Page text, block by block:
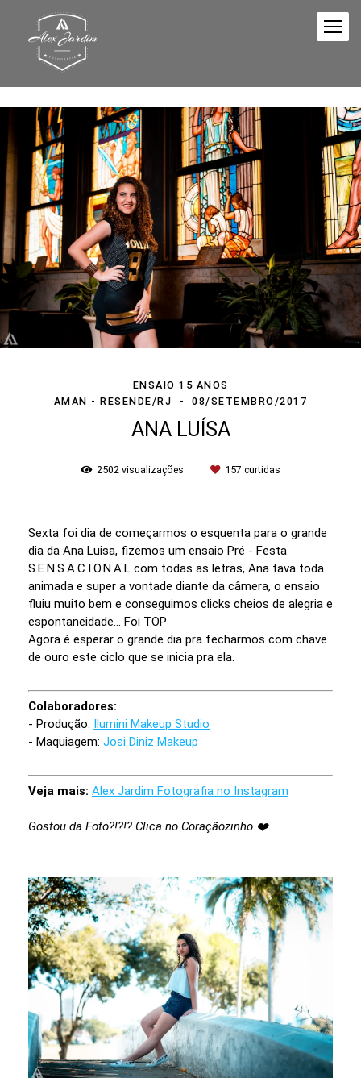
ENSAIO 15 ANOS
AMAN - RESENDE/RJ
08/SETEMBRO/2017
ANA LUÍSA
2502 visualizações 157 curtidas
Sexta foi dia de começarmos o esquenta para o grande
dia da Ana Luisa, fizemos um ensaio Pré - Festa
S.E.N.S.A.C.I.O.N.A.L com todas as letras, Ana tava toda
animada e super a vontade diante da câmera, o ensaio
fluiu muito bem e conseguimos clicks cheios de alegria e
espontaneidade... Foi TOP
Agora é esperar o grande dia pra fecharmos com chave
de ouro este ciclo que se inicia pra ela.
Colaboradores:
- Produção: Ilumini Makeup Studio
- Maquiagem: Josi Diniz Makeup
Veja mais: Alex Jardim Fotografia no Instagram
Gostou da Foto?!?!? Clica no Coraçãozinho ❤️